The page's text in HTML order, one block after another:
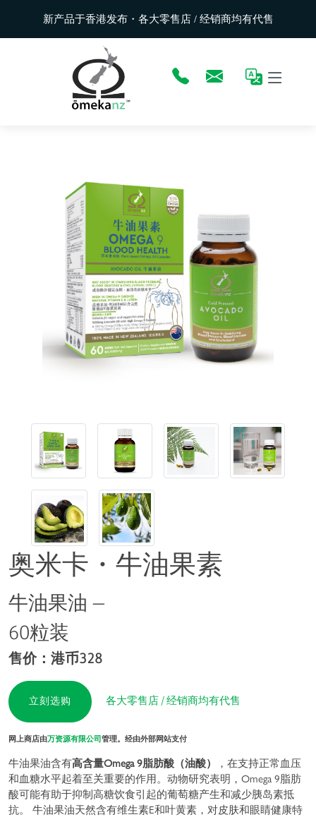
新产品于香港发布・各大零售店 / 经销商均有代售
奥米卡・牛油果素
牛油果油 —
60粒装
售价：港币328
立刻选购 各大零售店 / 经销商均有代售
网上商店由万资源有限公司管理。经由外部网站支付
牛油果油含有高含量Omega 9脂肪酸（油酸）
，在支持正常血压
和血糖水平起着至关重要的作用。动物研究表明，Omega 9脂肪
酸可能有助于抑制高糖饮食引起的葡萄糖产生和减少胰岛素抵
抗。 牛油果油天然含有维生素E和叶黄素，对皮肤和眼睛健康特